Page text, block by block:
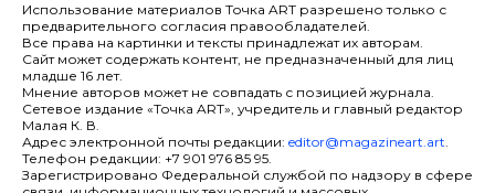
Использование материалов Точка ART разрешено только с
предварительного согласия правообладателей.
Все права на картинки и тексты принадлежат их авторам.
Сайт может содержать контент, не предназначенный для лиц
младше 16 лет.
Мнение авторов может не совпадать с позицией журнала.
Сетевое издание «Точка ART», учредитель и главный редактор
Малая К. В.
Адрес электронной почты редакции: editor@magazineart.art.
Телефон редакции: +7 901 976 85 95.
Зарегистрировано Федеральной службой по надзору в сфере